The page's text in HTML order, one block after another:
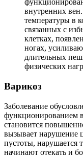
внутренних
температуры в
связанных с
клетках,
ногах,
длительных
физических
Варикоз
Заболевание
функционированием
становится
вызывает нарушение
пустоты, нарушается
начинают отекать и